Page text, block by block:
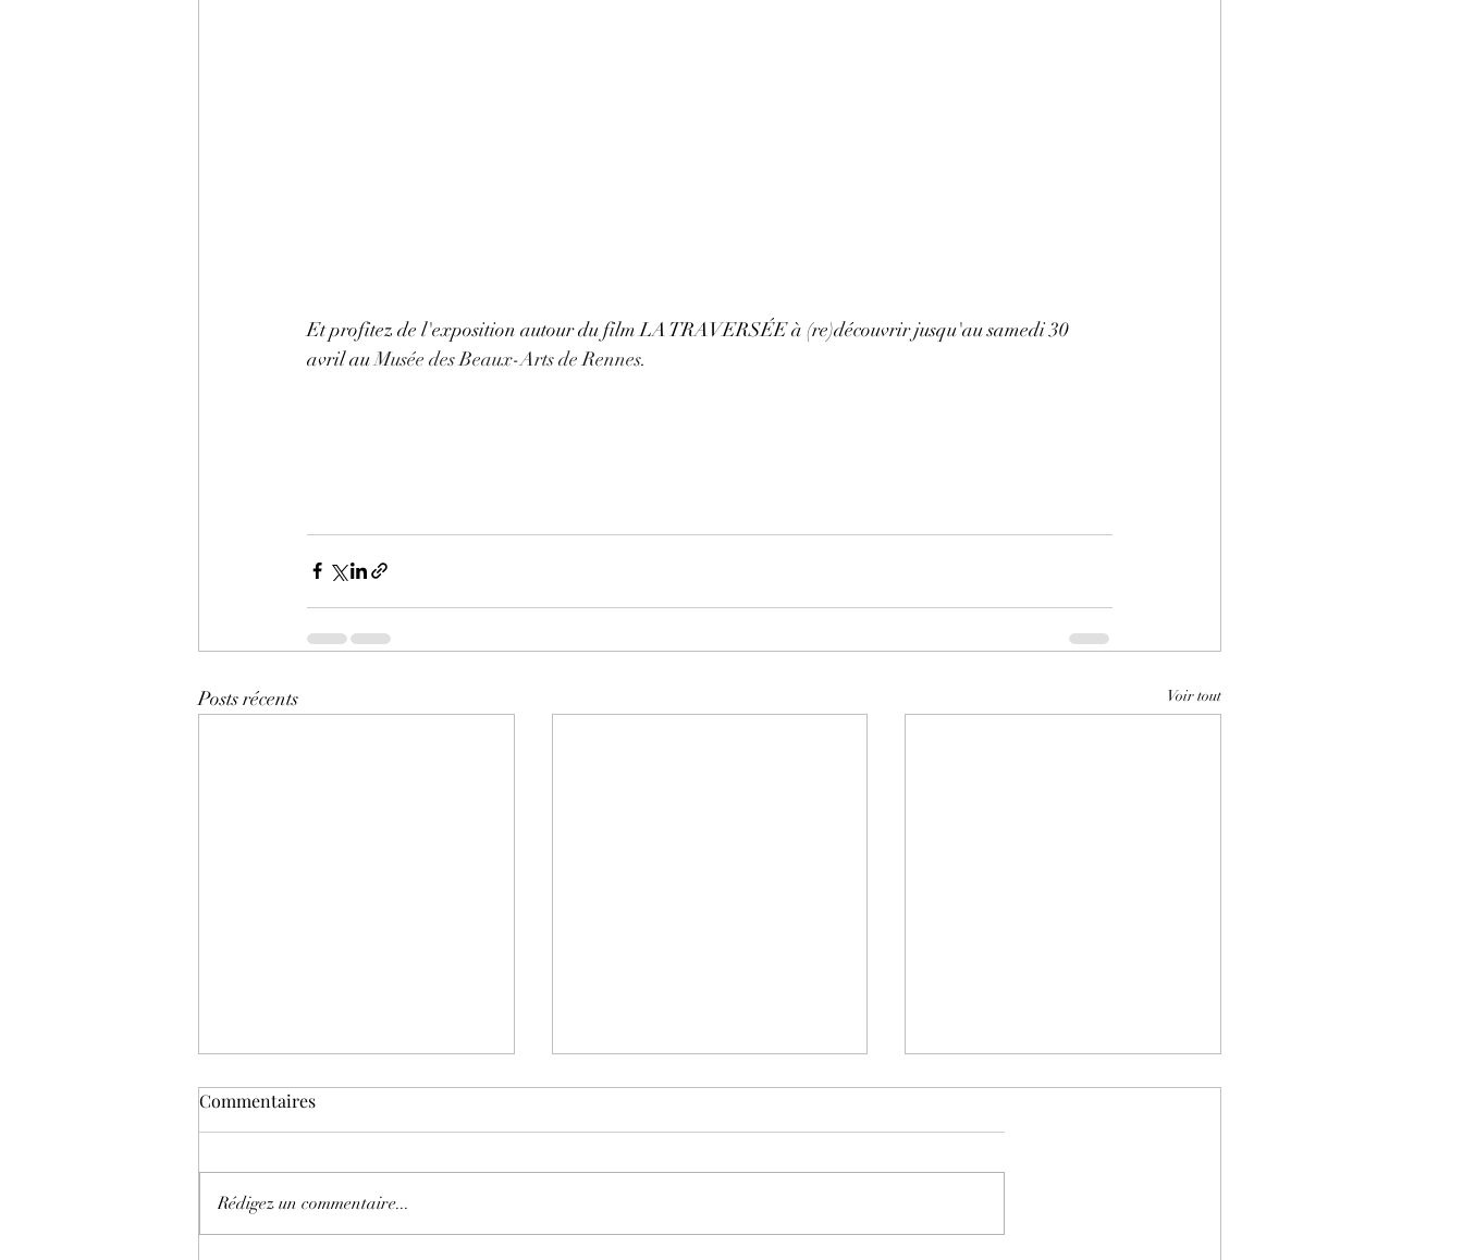
Et profitez de l'exposition autour du film LA TRAVERSÉE à (re)découvrir jusqu'au samedi 30
avril au Musée des Beaux-Arts de Rennes.
Posts récents Voir tout
Commentaires
Rédigez un commentaire...